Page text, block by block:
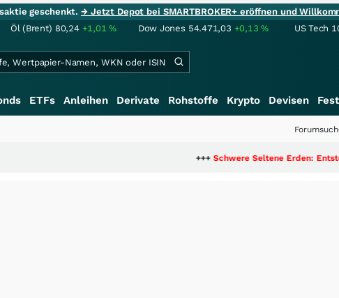
geschenkt.→ Jetzt Depot bei SMARTBROKER+ eröffnen und
Öl (Brent) 80,24 +1,01% Dow Jones 54.471,03 +0,13% US Tech
ETFs Anleihen Derivate Rohstoffe Krypto Devisen
Schwere Seltene Erden: Entsteht hier die